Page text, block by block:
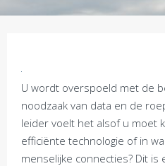
U wordt overspoeld met de
noodzaak van data en de
leider voelt het alsof u moet
efficiënte technologie of in
menselijke connecties? Dit is